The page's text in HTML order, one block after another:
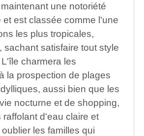
une notoriété
et est classée comme l'une
les plus tropicales,
sachant satisfaire tout style
charmera les
la prospection de plages
aussi bien que les
nocturne et de shopping,
raffolant d'eau claire et
les familles qui